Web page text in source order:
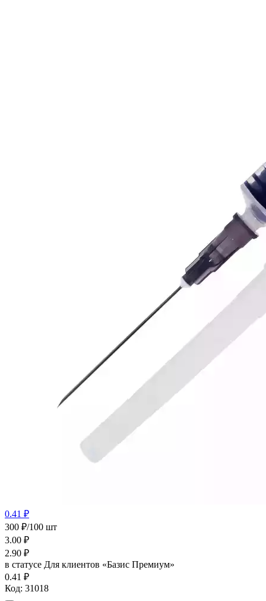
0.41 ₽
300 ₽/100 шт
3.00 ₽
2.90 ₽
в статусе Для клиентов «Базис Премиум»
0.41 ₽
Код: 31018